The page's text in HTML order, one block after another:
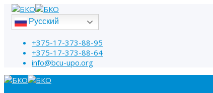
Русский
+375-17-373-88-95
+375-17-373-88-64
info@bcu-upo.org